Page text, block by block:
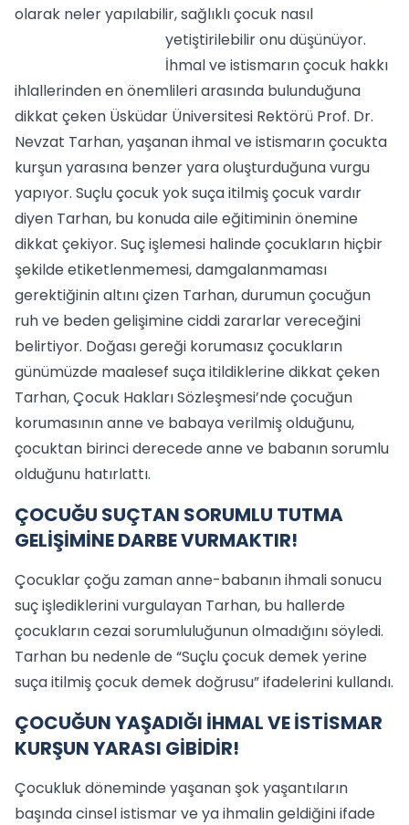
olarak neler yapılabilir, sağlıklı çocuk nasıl
yetiştirilebilir onu düşünüyor.
İhmal ve istismarın çocuk hakkı
ihlallerinden en önemlileri arasında bulunduğuna
dikkat çeken Üsküdar Üniversitesi Rektörü Prof. Dr.
Nevzat Tarhan, yaşanan ihmal ve istismarın çocukta
kurşun yarasına benzer yara oluşturduğuna vurgu
yapıyor. Suçlu çocuk yok suça itilmiş çocuk vardır
diyen Tarhan, bu konuda aile eğitiminin önemine
dikkat çekiyor. Suç işlemesi halinde çocukların hiçbir
şekilde etiketlenmemesi, damgalanmaması
gerektiğinin altını çizen Tarhan, durumun çocuğun
ruh ve beden gelişimine ciddi zararlar vereceğini
belirtiyor. Doğası gereği korumasız çocukların
günümüzde maalesef suça itildiklerine dikkat çeken
Tarhan, Çocuk Hakları Sözleşmesi’nde çocuğun
korumasının anne ve babaya verilmiş olduğunu,
çocuktan birinci derecede anne ve babanın sorumlu
olduğunu hatırlattı.
ÇOCUĞU SUÇTAN SORUMLU TUTMA
GELİŞİMİNE DARBE VURMAKTIR!
Çocuklar çoğu zaman anne-babanın ihmali sonucu
suç işlediklerini vurgulayan Tarhan, bu hallerde
çocukların cezai sorumluluğunun olmadığını söyledi.
Tarhan bu nedenle de “Suçlu çocuk demek yerine
suça itilmiş çocuk demek doğrusu” ifadelerini kullandı.
ÇOCUĞUN YAŞADIĞI İHMAL VE İSTİSMAR
KURŞUN YARASI GİBİDİR!
Çocukluk döneminde yaşanan şok yaşantıların
başında cinsel istismar ve ya ihmalin geldiğini ifade